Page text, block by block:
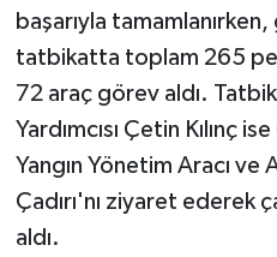
başarıyla
tatbikatta toplam 265
72 araç görev aldı.
Yardımcısı Çetin Kılınç
Yangın Yönetim Aracı
Çadırı'nı ziyaret ederek
aldı.